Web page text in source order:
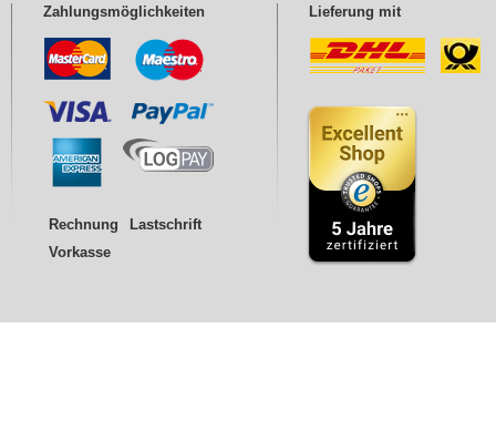
Zahlungsmöglichkeiten
Rechnung
Lastschrift
Vorkasse
Lieferung mit